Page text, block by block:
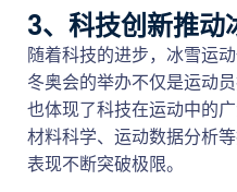
3、科技创新推动
随着科技的进步，冰雪运
冬奥会的举办不仅是运动
也体现了科技在运动中的
材料科学、运动数据分析
表现不断突破极限。